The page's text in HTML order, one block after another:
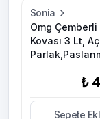
Sonia
Omg Çemberli
Kovası 3 Lt,
₺
Sepete